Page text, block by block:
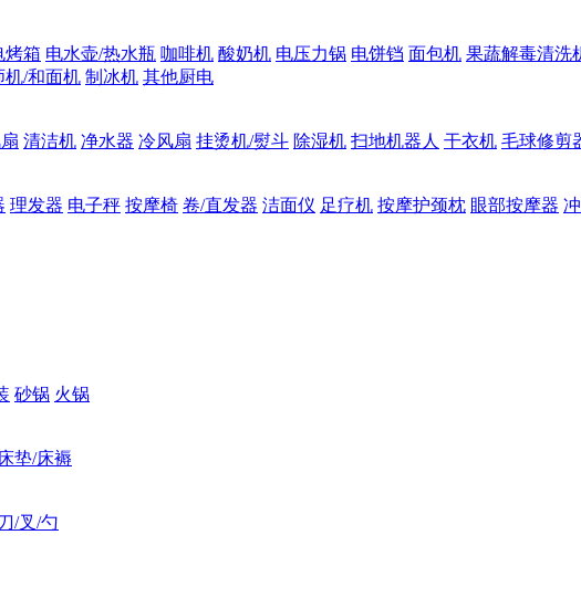
烤箱 电水壶/热水瓶 咖啡机 酸奶机 电压力锅 电饼铛 面包机 果蔬解毒清洗
机/和面机 制冰机 其他厨电
清洁机 净水器 冷风扇 挂烫机/熨斗 除湿机 扫地机器人 干衣机 毛球修剪
理发器 电子秤 按摩椅 卷/直发器 洁面仪 足疗机 按摩护颈枕 眼部按摩器
砂锅 火锅
床垫/床褥
刀/叉/勺